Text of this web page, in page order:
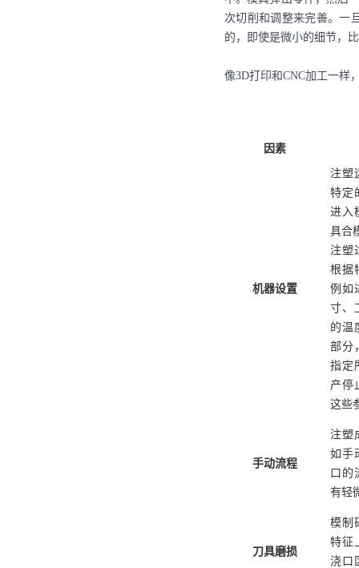
次切削和调整来完善。一
的 ，即使是微小的细节，
像3D打印和CNC加工一样
因素
机器设置
注塑
特定
进入
具合
注塑
根据
例如
寸、
的温
部分
指定
产停
这些
手动流程
注塑
如手
口的
有轻
刀具磨损
模制
特征
浇口